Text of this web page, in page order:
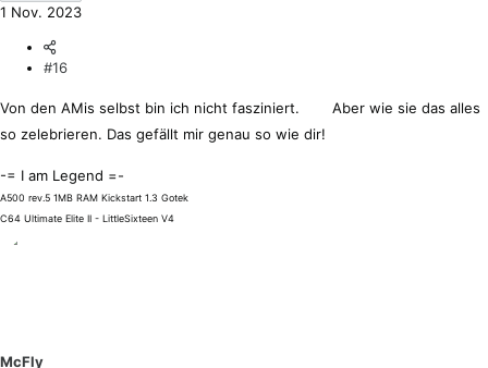
1 Nov. 2023
#16
Von den AMis selbst bin ich nicht fasziniert.
Aber wie sie das alles
so zelebrieren. Das gefällt mir genau so wie dir!
-= I am Legend =-
A500 rev.5 1MB RAM Kickstart 1.3 Gotek
C64 Ultimate Elite II - LittleSixteen V4
McFly